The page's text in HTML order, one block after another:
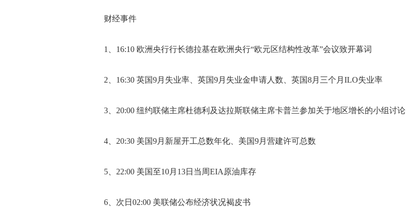
财经事件
1、16:10 欧洲央行行长德拉基在欧洲央行“欧元区结构性改革”会议致开幕词
2、16:30 英国9月失业率、英国9月失业金申请人数、英国8月三个月ILO失业率
3、20:00 纽约联储主席杜德利及达拉斯联储主席卡普兰参加关于地区增长的小组讨论
4、20:30 美国9月新屋开工总数年化、美国9月营建许可总数
5、22:00 美国至10月13日当周EIA原油库存
6、次日02:00 美联储公布经济状况褐皮书